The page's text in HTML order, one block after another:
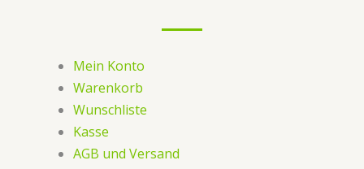
Mein Konto
Warenkorb
Wunschliste
Kasse
AGB und Versand